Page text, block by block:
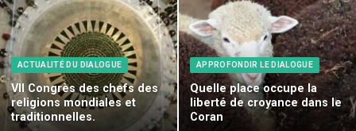
ACTUALITÉ DU DIALOGUE
VII Congrès des chefs des
religions mondiales et
traditionnelles.
APPROFONDIR LE DIALOGUE
Quelle place occupe la
liberté de croyance dans le
Coran